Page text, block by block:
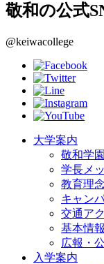
敬和の公式
@keiwacollege
大学案内
敬和学
学長メ
教育理
キャン
交通ア
基本情
広報・
入学案内